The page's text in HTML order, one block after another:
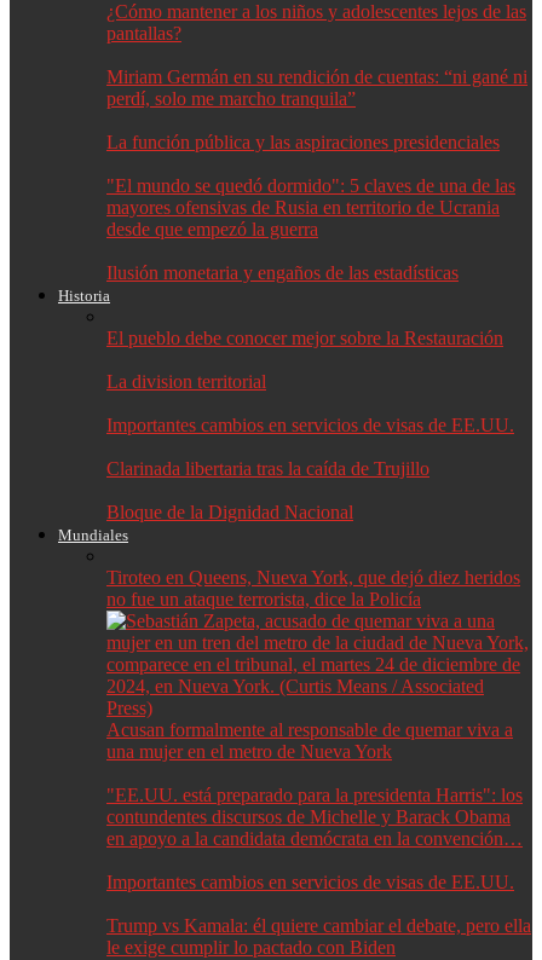
¿Cómo mantener a los niños y adolescentes lejos de las
pantallas?
Miriam Germán en su rendición de cuentas: “ni gané ni
perdí, solo me marcho tranquila”
La función pública y las aspiraciones presidenciales
"El mundo se quedó dormido": 5 claves de una de las
mayores ofensivas de Rusia en territorio de Ucrania
desde que empezó la guerra
Ilusión monetaria y engaños de las estadísticas
Historia
El pueblo debe conocer mejor sobre la Restauración
La division territorial
Importantes cambios en servicios de visas de EE.UU.
Clarinada libertaria tras la caída de Trujillo
Bloque de la Dignidad Nacional
Mundiales
Tiroteo en Queens, Nueva York, que dejó diez heridos
no fue un ataque terrorista, dice la Policía
Acusan formalmente al responsable de quemar viva a
una mujer en el metro de Nueva York
"EE.UU. está preparado para la presidenta Harris": los
contundentes discursos de Michelle y Barack Obama
en apoyo a la candidata demócrata en la convención…
Importantes cambios en servicios de visas de EE.UU.
Trump vs Kamala: él quiere cambiar el debate, pero ella
le exige cumplir lo pactado con Biden